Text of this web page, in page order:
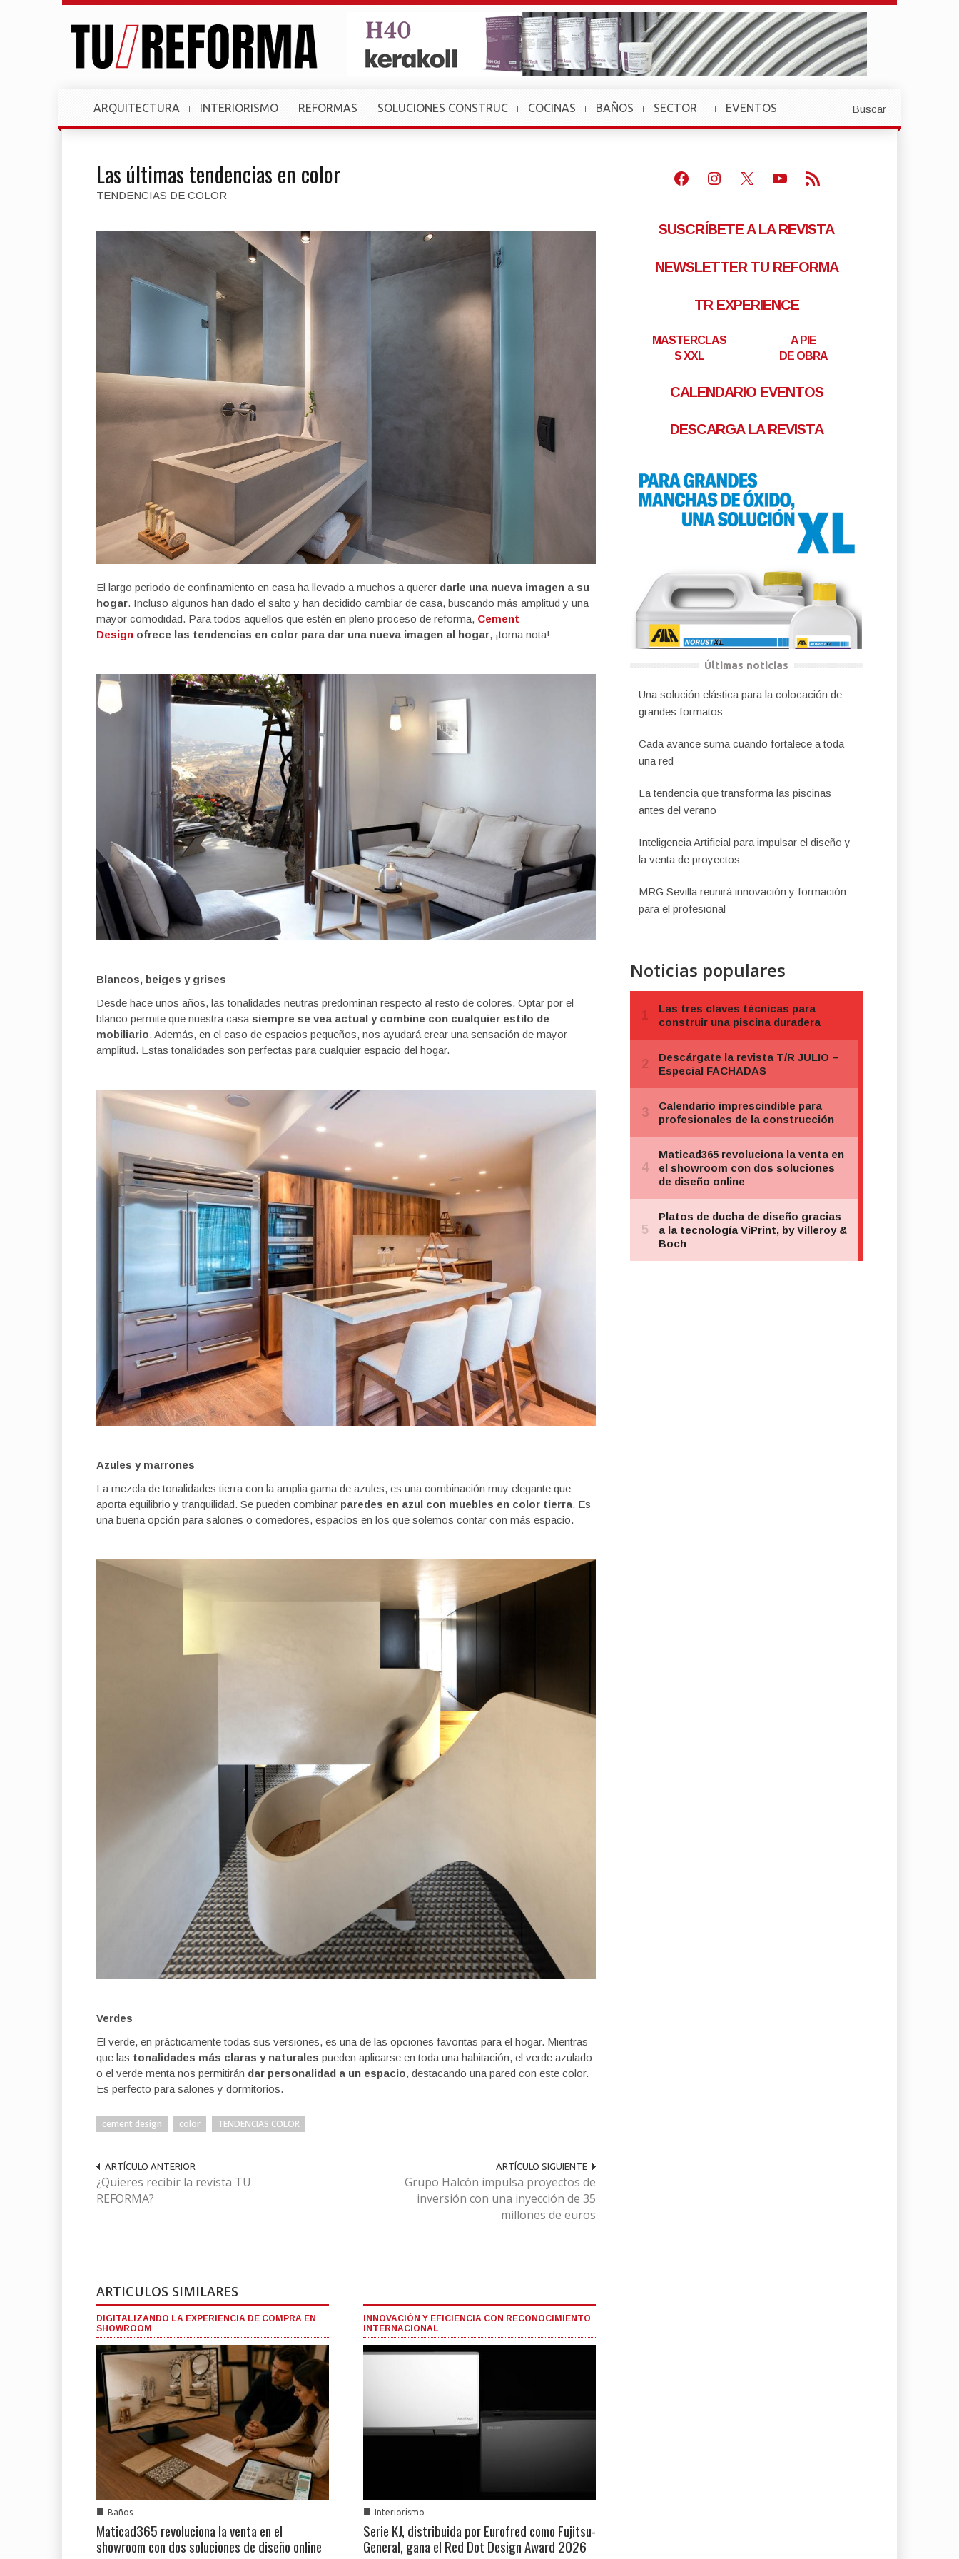
ARQUITECTURA INTERIORISMO REFORMAS SOLUCIONES CONSTRUC COCINAS BAÑOS
SECTOR
»
EVENTOS
»
Buscar
Las últimas tendencias en color
TENDENCIAS DE COLOR
El largo periodo de confinamiento en casa ha llevado a muchos a querer darle una nueva imagen a su
hogar. Incluso algunos han dado el salto y han decidido cambiar de casa, buscando más amplitud y una
mayor comodidad. Para todos aquellos que estén en pleno proceso de reforma, Cement
Design ofrece las tendencias en color para dar una nueva imagen al hogar, ¡toma nota!
Blancos, beiges y grises
Desde hace unos años, las tonalidades neutras predominan respecto al resto de colores. Optar por el
blanco permite que nuestra casa siempre se vea actual y combine con cualquier estilo de
mobiliario. Además, en el caso de espacios pequeños, nos ayudará crear una sensación de mayor
amplitud. Estas tonalidades son perfectas para cualquier espacio del hogar.
Azules y marrones
La mezcla de tonalidades tierra con la amplia gama de azules, es una combinación muy elegante que
aporta equilibrio y tranquilidad. Se pueden combinar paredes en azul con muebles en color tierra. Es
una buena opción para salones o comedores, espacios en los que solemos contar con más espacio.
Verdes
El verde, en prácticamente todas sus versiones, es una de las opciones favoritas para el hogar. Mientras
que las tonalidades más claras y naturales pueden aplicarse en toda una habitación, el verde azulado
o el verde menta nos permitirán dar personalidad a un espacio, destacando una pared con este color.
Es perfecto para salones y dormitorios.
cement design color TENDENCIAS COLOR
ARTÍCULO ANTERIOR
¿Quieres recibir la revista TU
REFORMA?
ARTÍCULO SIGUIENTE
Grupo Halcón impulsa proyectos de
inversión con una inyección de 35
millones de euros
ARTICULOS SIMILARES
DIGITALIZANDO LA EXPERIENCIA DE COMPRA EN
SHOWROOM
■ Baños
Maticad365 revoluciona la venta en el
showroom con dos soluciones de diseño online
INNOVACIÓN Y EFICIENCIA CON RECONOCIMIENTO
INTERNACIONAL
■ Interiorismo
Serie KJ, distribuida por Eurofred como Fujitsu-
General, gana el Red Dot Design Award 2026
Facebook
Instagram
X Youtube
Feed RSS
SUSCRÍBETE A LA REVISTA
NEWSLETTER TU REFORMA
TR EXPERIENCE
MASTERCLAS
S XXL
A PIE
DE OBRA
CALENDARIO EVENTOS
DESCARGA LA REVISTA
Últimas noticias
Una solución elástica para la colocación de
grandes formatos
Cada avance suma cuando fortalece a toda
una red
La tendencia que transforma las piscinas
antes del verano
Inteligencia Artificial para impulsar el diseño y
la venta de proyectos
MRG Sevilla reunirá innovación y formación
para el profesional
Noticias populares